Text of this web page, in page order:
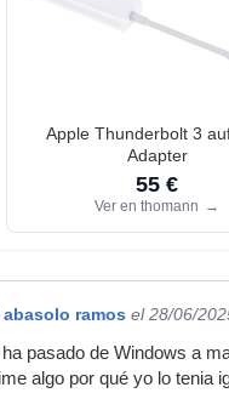
Apple Thunderbolt 3
Adapter
55 €
Ver en thomann →
ramos el 28/06/
pasado de Windows a
algo por qué yo lo tenia